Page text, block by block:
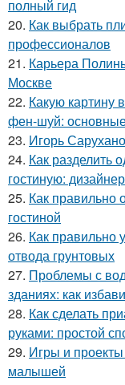
полный гид
20. Как выбрать
профессионалов
21. Карьера
Москве
22. Какую картину
фен-шуй:
23. Игорь
24. Как разделить
гостиную:
25. Как правильно
гостиной
26. Как правильно
отвода грунтовых
27. Проблемы с
зданиях: как
28. Как сделать
руками: простой
29. Игры и
малышей